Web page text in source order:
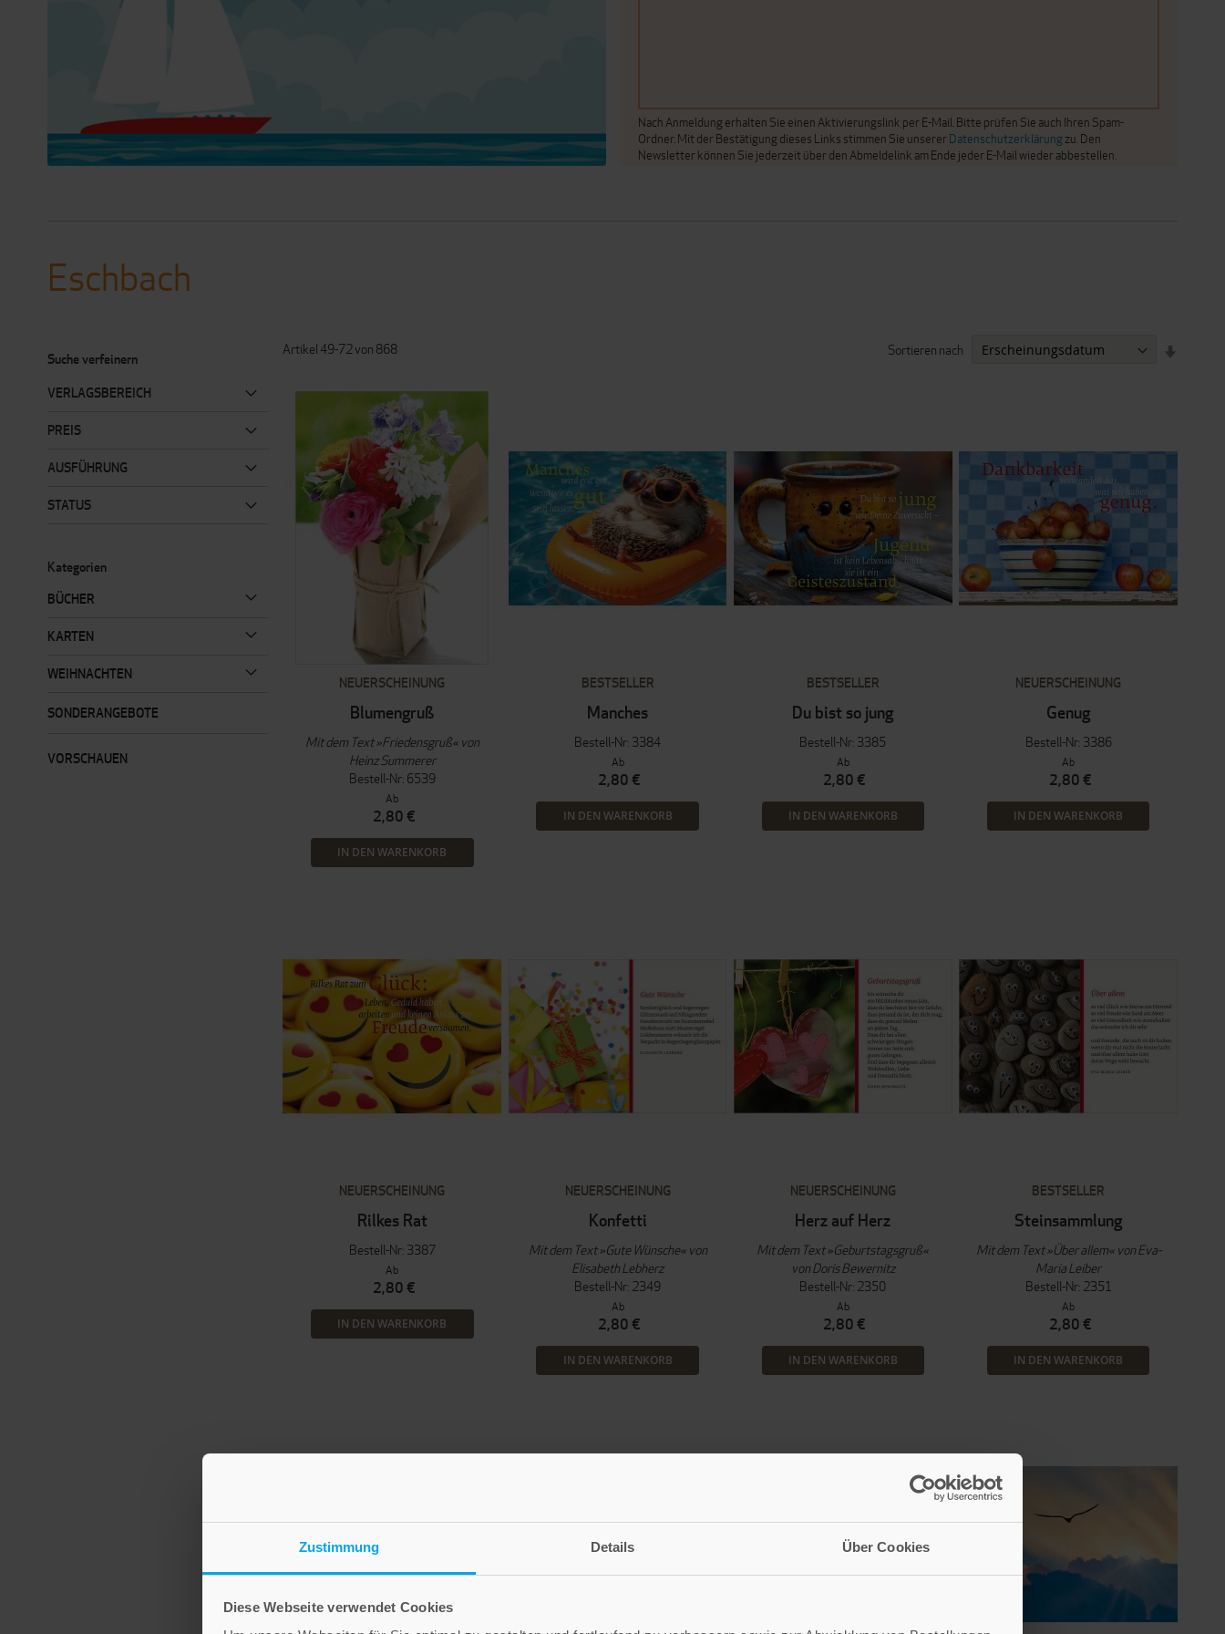
Zustimmung Details Über Cookies
Diese Webseite verwendet Cookies
Nach Anmeldung erhalten Sie einen Aktivierungslink per E-Mail. Bitte prüfen Sie auch Ihren Spam-
Ordner. Mit der Bestätigung dieses Links stimmen Sie unserer Datenschutzerklärungzu. Den
Newsletter können Sie jederzeit über den Abmeldelink am Ende jeder E-Mail wieder abbestellen.
Eschbach
Artikel49-72von 868 Sortieren nach
NEUERSCHEINUNG
Blumengruß
Mit dem Text »Friedensgruß« von
Heinz Summerer
Bestell-Nr: 6539
Ab
2,80 €
IN DEN WARENKORB
BESTSELLER
Manches
Bestell-Nr: 3384
Ab
2,80 €
IN DEN WARENKORB
BESTSELLER
Du bist so jung
Bestell-Nr: 3385
Ab
2,80 €
IN DEN WARENKORB
NEUERSCHEINUNG
Genug
Bestell-Nr: 3386
Ab
2,80 €
IN DEN WARENKORB
NEUERSCHEINUNG
Rilkes Rat
Bestell-Nr: 3387
Ab
2,80 €
IN DEN WARENKORB
NEUERSCHEINUNG
Konfetti
Mit dem Text »Gute Wünsche« von
Elisabeth Lebherz
Bestell-Nr: 2349
Ab
2,80 €
IN DEN WARENKORB
NEUERSCHEINUNG
Herz auf Herz
Mit dem Text »Geburtstagsgruß«
von Doris Bewernitz
Bestell-Nr: 2350
Ab
2,80 €
IN DEN WARENKORB
BESTSELLER
Steinsammlung
Mit dem Text »Über allem« von Eva-
Maria Leiber
Bestell-Nr: 2351
Ab
2,80 €
IN DEN WARENKORB
Suche verfeinern
VERLAGSBEREICH
PREIS
AUSFÜHRUNG
STATUS
Kategorien
BÜCHER
KARTEN
WEIHNACHTEN
SONDERANGEBOTE
VORSCHAUEN